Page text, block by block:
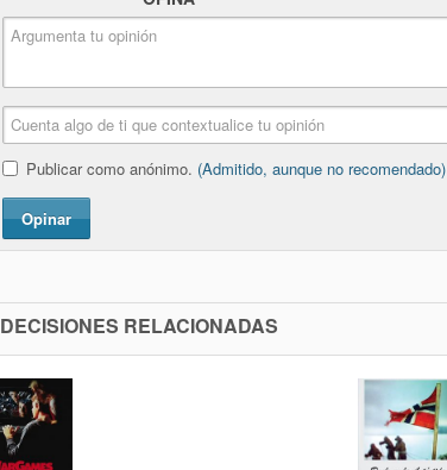
Publicar como anónimo. (Admitido, aunque no recomendado)
Opinar
DECISIONES RELACIONADAS